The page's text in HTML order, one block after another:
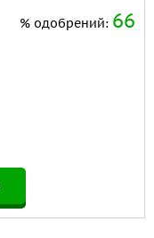
% одобрений: 66